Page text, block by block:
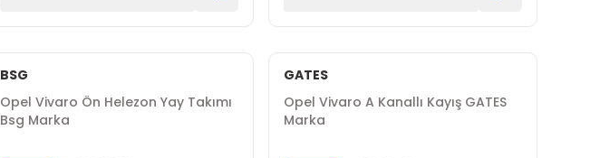
BSG
Opel Vivaro Ön Helezon Yay Takımı
Bsg Marka
GATES
Opel Vivaro A Kanallı Kayış GATES
Marka